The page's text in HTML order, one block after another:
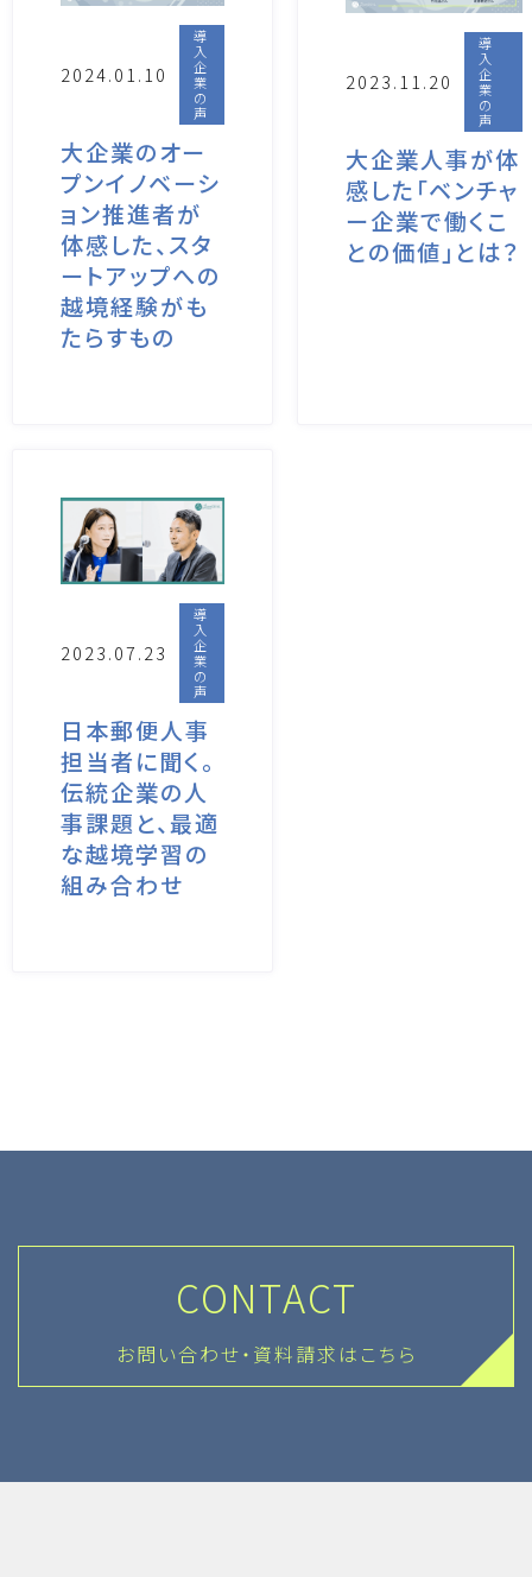
2024.01.10
導
入
企
業
の
声
大企業のオー
プンイノベーシ
ョン推進者が
体感した、スタ
ートアップへの
越境経験がも
たらすもの
2023.11.20
導
入
企
業
の
声
大企業人事が体
感した「ベンチャ
ー企業で働くこ
との価値」とは？
2023.07.23
導
入
企
業
の
声
日本郵便人事
担当者に聞く。
伝統企業の人
事課題と、最適
な越境学習の
組み合わせ
CONTACT
お問い合わせ・資料請求はこちら